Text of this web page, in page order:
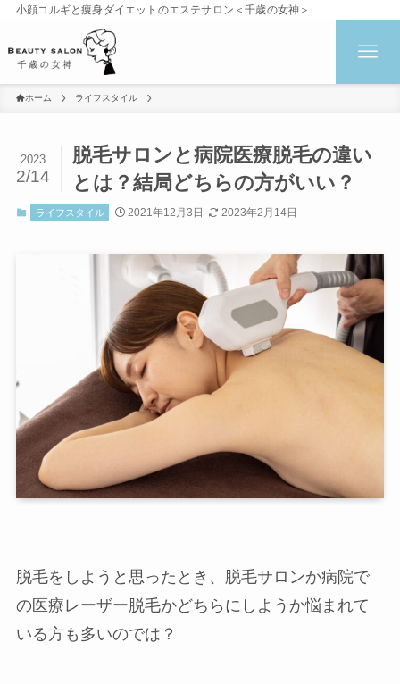
小顔コルギと痩身ダイエットのエステサロン＜千歳の女神＞
ホーム ライフスタイル
脱毛サロンと病院医療脱毛の違い
とは？結局どちらの方がいい？
2023
2/14
ライフスタイル 2021年12月3日 2023年2月14日
脱毛をしようと思ったとき、脱毛サロンか病院で
の医療レーザー脱毛かどちらにしようか悩まれて
いる方も多いのでは？